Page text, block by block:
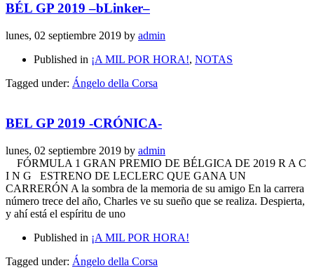
BÉL GP 2019 –bLinker–
lunes, 02 septiembre 2019 by admin
Published in ¡A MIL POR HORA!, NOTAS
Tagged under: Ángelo della Corsa
BEL GP 2019 -CRÓNICA-
lunes, 02 septiembre 2019 by admin
FÓRMULA 1 GRAN PREMIO DE BÉLGICA DE 2019 R A C
I N G ESTRENO DE LECLERC QUE GANA UN
CARRERÓN A la sombra de la memoria de su amigo En la carrera
número trece del año, Charles ve su sueño que se realiza. Despierta,
y ahí está el espíritu de uno
Published in ¡A MIL POR HORA!
Tagged under: Ángelo della Corsa